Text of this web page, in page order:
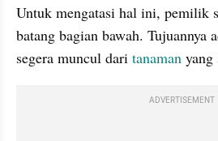
Untuk mengatasi hal ini, pemilik
batang bagian bawah. Tujuannya
segera muncul dari tanaman yang
ADVERTISEMENT